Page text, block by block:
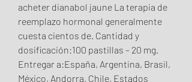
acheter dianabol jaune La terapia de
reemplazo hormonal generalmente
cuesta cientos de. Cantidad y
dosificación:100 pastillas – 20 mg.
Entregar a:España, Argentina, Brasil,
México, Andorra, Chile, Estados